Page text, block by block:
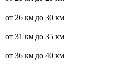
от 26 км до 30 км
от 31 км до 35 км
от 36 км до 40 км